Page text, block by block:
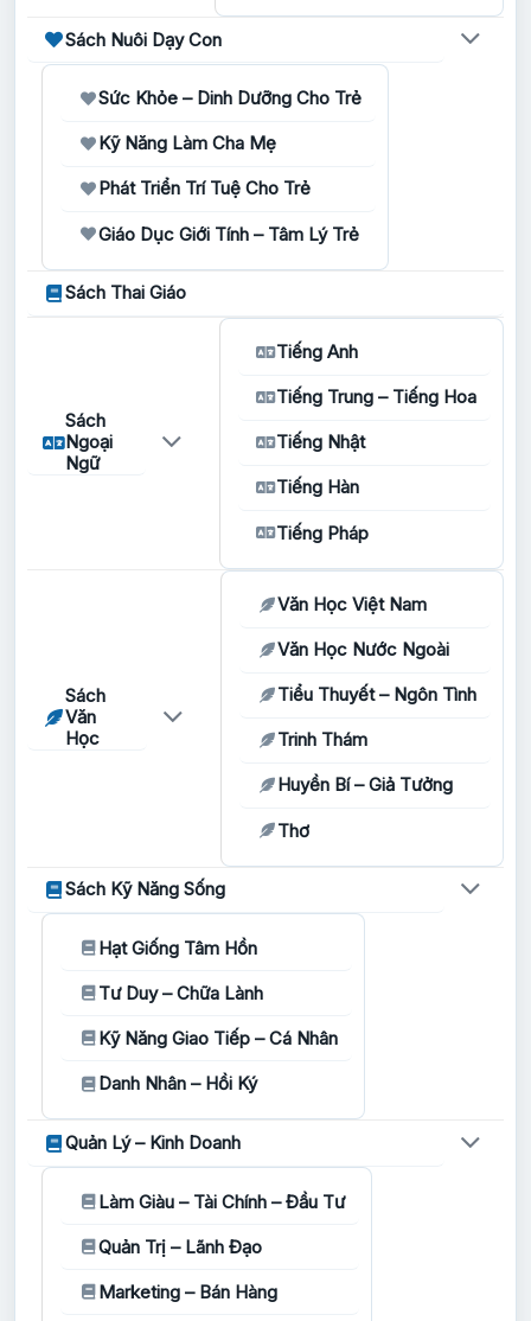
Sách Nuôi Dạy Con
Sức Khỏe – Dinh Dưỡng Cho Trẻ
Kỹ Năng Làm Cha Mẹ
Phát Triển Trí Tuệ Cho Trẻ
Giáo Dục Giới Tính – Tâm Lý Trẻ
Sách Thai Giáo
Sách
Ngoại
Ngữ
Tiếng Anh
Tiếng Trung – Tiếng Hoa
Tiếng Nhật
Tiếng Hàn
Tiếng Pháp
Sách
Văn
Học
Văn Học Việt Nam
Văn Học Nước Ngoài
Tiểu Thuyết – Ngôn Tình
Trinh Thám
Huyền Bí – Giả Tưởng
Thơ
Sách Kỹ Năng Sống
Hạt Giống Tâm Hồn
Tư Duy – Chữa Lành
Kỹ Năng Giao Tiếp – Cá Nhân
Danh Nhân – Hồi Ký
Quản Lý – Kinh Doanh
Làm Giàu – Tài Chính – Đầu Tư
Quản Trị – Lãnh Đạo
Marketing – Bán Hàng